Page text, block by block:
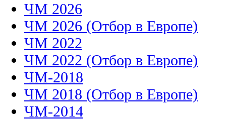
ЧМ 2026
ЧМ 2026 (Отбор в Европе)
ЧМ 2022
ЧМ 2022 (Отбор в Европе)
ЧМ-2018
ЧМ 2018 (Отбор в Европе)
ЧМ-2014